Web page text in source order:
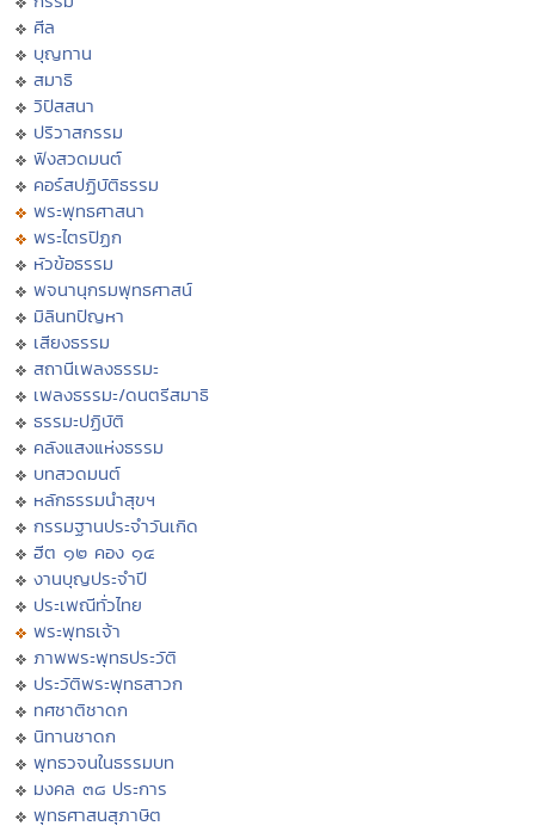
ศีล
บุญทาน
สมาธิ
วิปัสสนา
ปริวาสกรรม
ฟังสวดมนต์
คอร์สปฏิบัติธรรม
พระพุทธศาสนา
พระไตรปิฏก
หัวข้อธรรม
พจนานุกรมพุทธศาสน์
มิลินทปัญหา
เสียงธรรม
สถานีเพลงธรรมะ
เพลงธรรมะ/ดนตรีสมาธิ
ธรรมะปฏิบัติ
คลังแสงแห่งธรรม
บทสวดมนต์
หลักธรรมนำสุขฯ
กรรมฐานประจำวันเกิด
ฮีต ๑๒ คอง ๑๔
งานบุญประจำปี
ประเพณีทั่วไทย
พระพุทธเจ้า
ภาพพระพุทธประวัติ
ประวัติพระพุทธสาวก
ทศชาติชาดก
นิทานชาดก
พุทธวจนในธรรมบท
มงคล ๓๘ ประการ
พุทธศาสนสุภาษิต